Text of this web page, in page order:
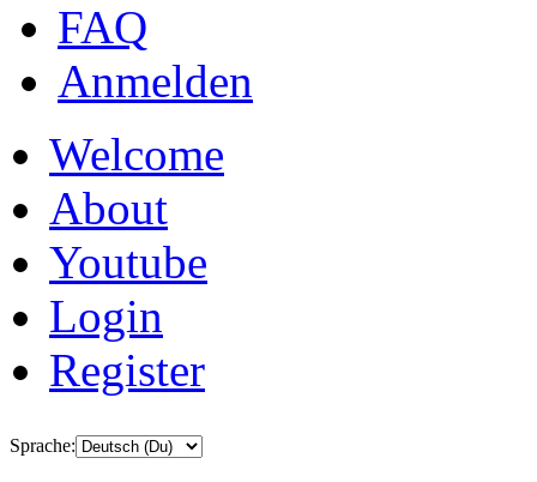
FAQ
Anmelden
Welcome
About
Youtube
Login
Register
Sprache: